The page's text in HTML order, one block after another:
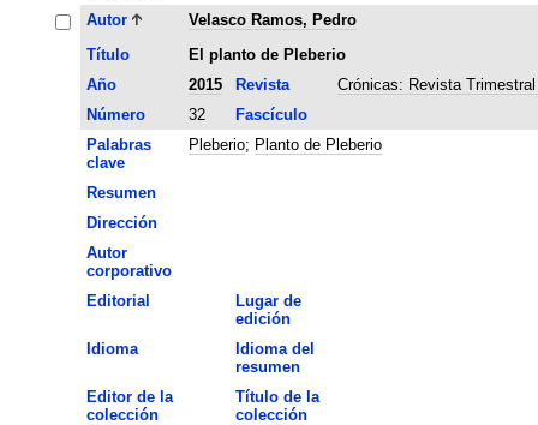
Autor
Velasco Ramos, Pedro
Título
El planto de Pleberio
Año
2015 Revista
Crónicas: Revista
Número
32
Fascículo
Palabras
clave
Pleberio; Planto de Pleberio
Resumen
Dirección
Autor
corporativo
Editorial
Lugar de
edición
Idioma
Idioma del
resumen
Editor de la
colección
Título de la
colección